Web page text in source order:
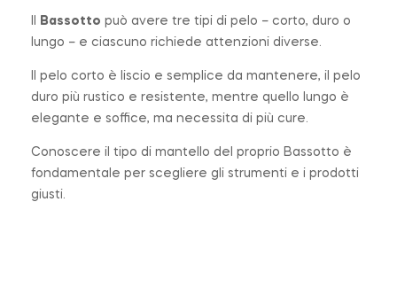
Bassotto può avere tre tipi di pelo – corto, duro o
lungo – e ciascuno richiede attenzioni diverse.
Il pelo corto è liscio e semplice da mantenere, il pelo
duro più rustico e resistente, mentre quello lungo è
elegante e soffice, ma necessita di più cure.
Conoscere il tipo di mantello del proprio Bassotto è
fondamentale per scegliere gli strumenti e i prodotti
giusti.